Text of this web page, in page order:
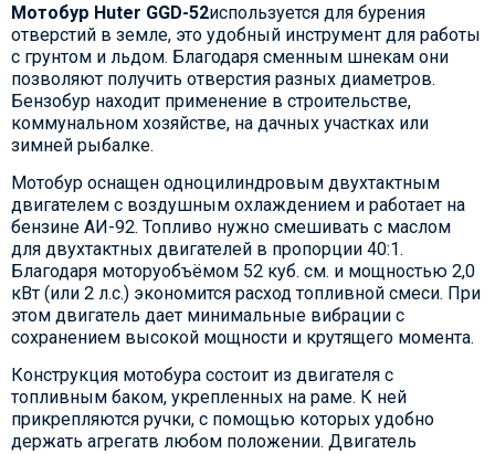
Мотобур Huter GGD-52используется для бурения
отверстий в земле, это удобный инструмент для работы
с грунтом и льдом. Благодаря сменным шнекам они
позволяют получить отверстия разных диаметров.
Бензобур находит применение в строительстве,
коммунальном хозяйстве, на дачных участках или
зимней рыбалке.
Мотобур оснащен одноцилиндровым двухтактным
двигателем с воздушным охлаждением и работает на
бензине АИ-92. Топливо нужно смешивать с маслом
для двухтактных двигателей в пропорции 40:1.
Благодаря моторуобъёмом 52 куб. см. и мощностью 2,0
кВт (или 2 л.с.) экономится расход топливной смеси. При
этом двигатель дает минимальные вибрации с
сохранением высокой мощности и крутящего момента.
Конструкция мотобура состоит из двигателя с
топливным баком, укрепленных на раме. К ней
прикрепляются ручки, с помощью которых удобно
держать агрегатв любом положении. Двигатель